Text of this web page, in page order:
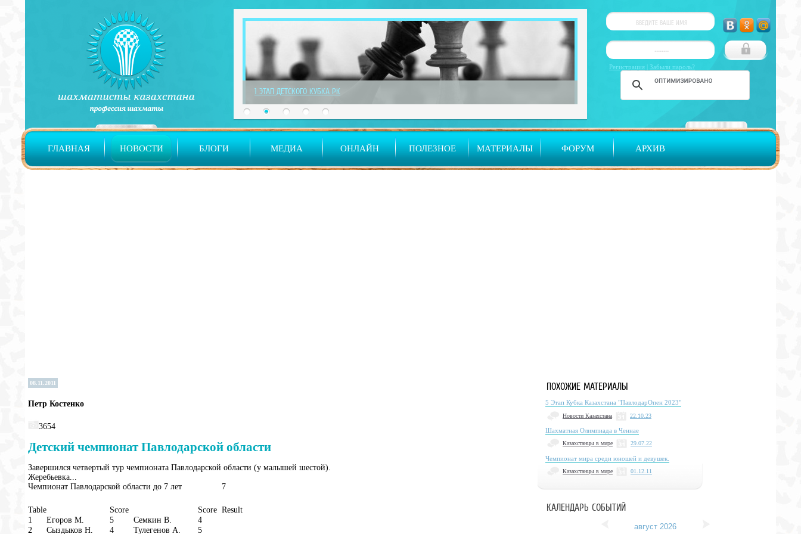
ГЛАВНАЯ НОВОСТИ БЛОГИ МЕДИА ОНЛАЙН ПОЛЕЗНОЕ МАТЕРИАЛЫ ФОРУМ АРХИВ
Регистрация | Забыли пароль?
1 ЭТАП ДЕТСКОГО КУБКА РК
08.11.2011
Петр Костенко
3654
Детский чемпионат Павлодарской области
Завершился четвертый тур чемпионата Павлодарской области (у малышей шестой).
Жеребьевка...
Чемпионат Павлодарской области до 7 лет
7
Table Score Score Result
1
Егоров М. 5 Семкин В.
4
2
Сыздыков Н. 4 Тулегенов А.
5
ПОХОЖИЕ МАТЕРИАЛЫ
5 Этап Кубка Казахстана "ПавлодарОпен 2023"
Новости Казахстана 22.10.23
Шахматная Олимпиада в Ченнае
Казахстанцы в мире 29.07.22
Чемпионат мира среди юношей и девушек.
Казахстанцы в мире 01.12.11
КАЛЕНДАРЬ СОБЫТИЙ
август 2026